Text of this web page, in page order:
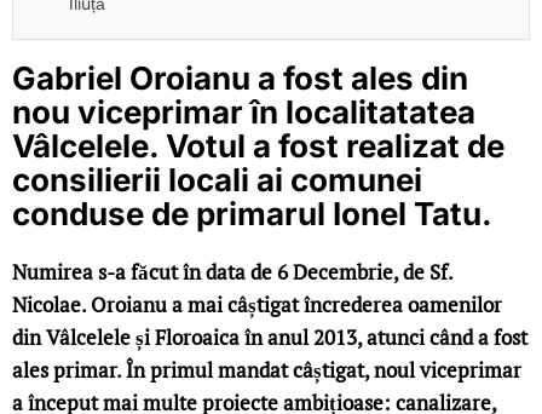
Gabriel Oroianu a fost ales din
nou viceprimar în localitatatea
Vâlcelele. Votul a fost realizat de
consilierii locali ai comunei
conduse de primarul Ionel Tatu.
Numirea s-a făcut în data de 6 Decembrie, de Sf.
Nicolae. Oroianu a mai câștigat încrederea oamenilor
din Vâlcelele și Floroaica în anul 2013, atunci când a fost
ales primar. În primul mandat câștigat, noul viceprimar
a început mai multe proiecte ambițioase: canalizare,